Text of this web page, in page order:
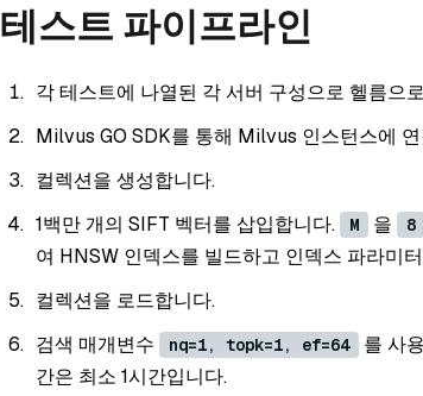
테스트 파이프라인
각 테스트에 나열된 각 서버 구성으로 헬름으
Milvus GO SDK를 통해 Milvus 인스턴스에
컬렉션을 생성합니다.
1백만 개의 SIFT 벡터를 삽입합니다.
M 을 8
여 HNSW 인덱스를 빌드하고 인덱스 파라미
컬렉션을 로드합니다.
검색 매개변수
nq=1, topk=1, ef=64
를 사
간은 최소 1시간입니다.